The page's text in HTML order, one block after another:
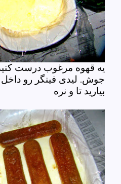
یه قهوه مرغوب درست
جوش. لیدی فینگر رو داخل
بیارید تا و نره